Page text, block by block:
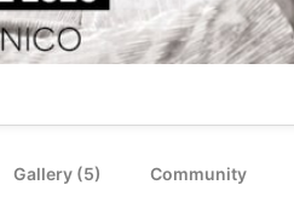
Gallery (5) Community